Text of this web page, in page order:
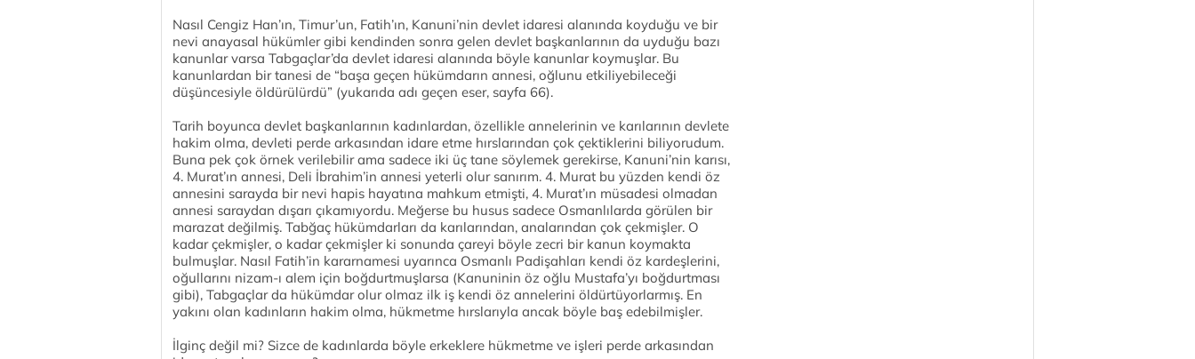
Nasıl Cengiz Han’ın, Timur’un, Fatih’ın, Kanuni’nin devlet idaresi alanında koyduğu ve bir
nevi anayasal hükümler gibi kendinden sonra gelen devlet başkanlarının da uyduğu bazı
kanunlar varsa Tabgaçlar’da devlet idaresi alanında böyle kanunlar koymuşlar. Bu
kanunlardan bir tanesi de “başa geçen hükümdarın annesi, oğlunu etkiliyebileceği
düşüncesiyle öldürülürdü” (yukarıda adı geçen eser, sayfa 66).
Tarih boyunca devlet başkanlarının kadınlardan, özellikle annelerinin ve karılarının devlete
hakim olma, devleti perde arkasından idare etme hırslarından çok çektiklerini biliyorudum.
Buna pek çok örnek verilebilir ama sadece iki üç tane söylemek gerekirse, Kanuni’nin karısı,
4. Murat’ın annesi, Deli İbrahim’in annesi yeterli olur sanırım. 4. Murat bu yüzden kendi öz
annesini sarayda bir nevi hapis hayatına mahkum etmişti, 4. Murat’ın müsadesi olmadan
annesi saraydan dışarı çıkamıyordu. Meğerse bu husus sadece Osmanlılarda görülen bir
marazat değilmiş. Tabğaç hükümdarları da karılarından, analarından çok çekmişler. O
kadar çekmişler, o kadar çekmişler ki sonunda çareyi böyle zecri bir kanun koymakta
bulmuşlar. Nasıl Fatih’in kararnamesi uyarınca Osmanlı Padişahları kendi öz kardeşlerini,
oğullarını nizam-ı alem için boğdurtmuşlarsa (Kanuninin öz oğlu Mustafa’yı boğdurtması
gibi), Tabgaçlar da hükümdar olur olmaz ilk iş kendi öz annelerini öldürtüyorlarmış. En
yakını olan kadınların hakim olma, hükmetme hırslarıyla ancak böyle baş edebilmişler.
İlginç değil mi? Sizce de kadınlarda böyle erkeklere hükmetme ve işleri perde arkasından